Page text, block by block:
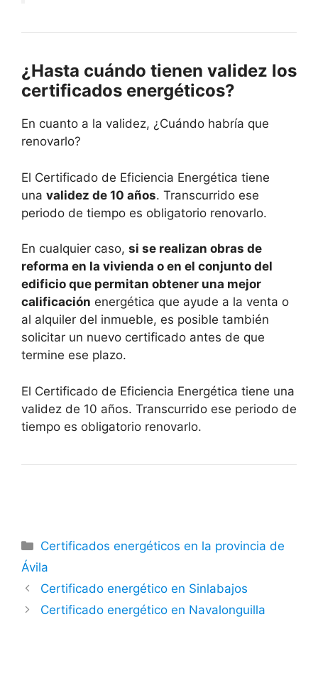
¿Hasta cuándo tienen validez los
certificados energéticos?
En cuanto a la validez, ¿Cuándo habría que
renovarlo?
El Certificado de Eficiencia Energética tiene
una validez de 10 años. Transcurrido ese
periodo de tiempo es obligatorio renovarlo.
En cualquier caso, si se realizan obras de
reforma en la vivienda o en el conjunto del
edificio que permitan obtener una mejor
calificación energética que ayude a la venta o
al alquiler del inmueble, es posible también
solicitar un nuevo certificado antes de que
termine ese plazo.
El Certificado de Eficiencia Energética tiene una
validez de 10 años. Transcurrido ese periodo de
tiempo es obligatorio renovarlo.
Categorías
Certificados energéticos en la provincia de
Ávila
Certificado energético en Sinlabajos
Certificado energético en Navalonguilla